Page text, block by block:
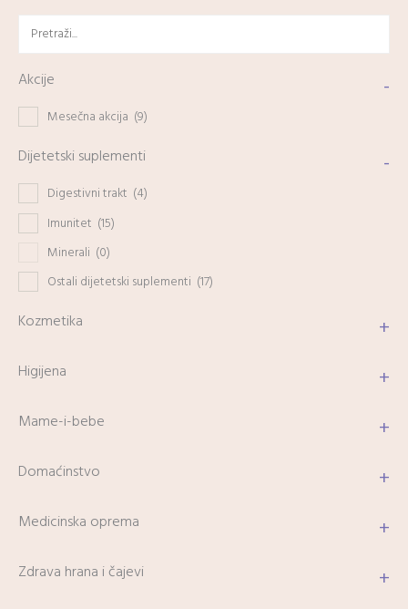
Akcije -
Mesečna akcija (9)
Dijetetski suplementi -
Digestivni trakt (4)
Imunitet (15)
Minerali (0)
Ostali dijetetski suplementi (17)
Kozmetika +
Higijena +
Mame-i-bebe +
Domaćinstvo +
Medicinska oprema +
Zdrava hrana i čajevi +